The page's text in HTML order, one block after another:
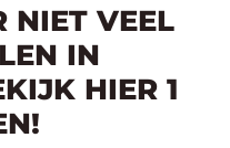
NIET VEEL
IN
HIER 1